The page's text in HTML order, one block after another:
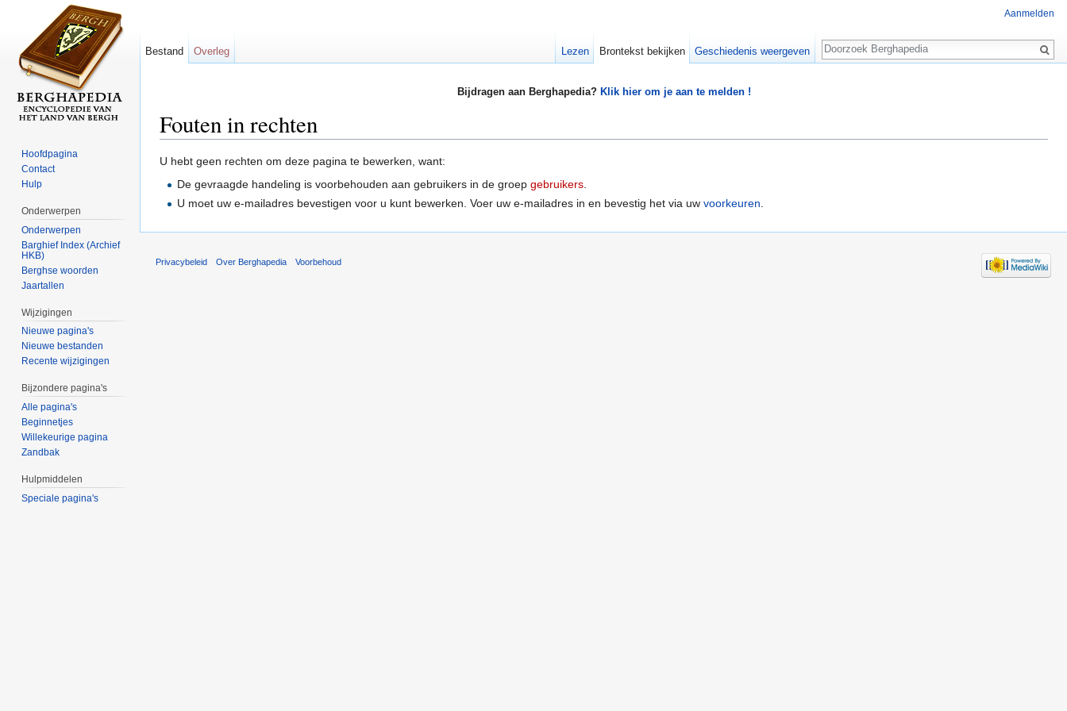
Bijdragen aan Berghapedia? Klik hier om je aan te melden !
Fouten in rechten
U hebt geen rechten om deze pagina te bewerken, want:
De gevraagde handeling is voorbehouden aan gebruikers in de groepgebruikers.
U moet uw e-mailadres bevestigen voor u kunt bewerken. Voer uw e-mailadres in en bevestig het via uwvoorkeuren
Aanmelden
Bestand Overleg Lezen Brontekst bekijken Geschiedenis weergeven
Zoeken
Hoofdpagina
Contact
Hulp
Onderwerpen
Onderwerpen
Barghief Index (Archief
HKB)
Berghse woorden
Jaartallen
Wijzigingen
Nieuwe pagina's
Nieuwe bestanden
Recente wijzigingen
Bijzondere pagina's
Alle pagina's
Beginnetjes
Willekeurige pagina
Zandbak
Hulpmiddelen
Speciale pagina's
Privacybeleid Over Berghapedia Voorbehoud